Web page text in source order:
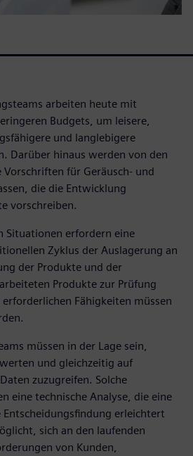
arbeiten heute mit
Budgets, um leisere,
und langlebigere
Darüber hinaus werden von den
Vorschriften für Geräusch- und
die die Entwicklung
vorschreiben.
Situationen erfordern eine
Zyklus der Auslagerung an
der Produkte und der
Produkte zur Prüfung
Fähigkeiten müssen
müssen in der Lage sein,
und gleichzeitig auf
zuzugreifen. Solche
eine technische Analyse, die eine
Entscheidungsfindung erleichtert
sich an den laufenden
von Kunden,